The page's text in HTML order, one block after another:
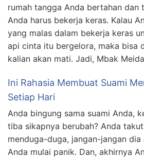
rumah tangga Anda bertahan dan
Anda harus bekerja keras. Kalau
yang malas dalam bekerja keras
api cinta itu bergelora, maka bisa
kalian akan mati. Jadi, Mbak
Ini Rahasia Membuat Suami
Setiap Hari
Anda bingung sama suami Anda,
tiba sikapnya berubah? Anda
menduga-duga, jangan-jangan dia
Anda mulai panik. Dan, akhirnya